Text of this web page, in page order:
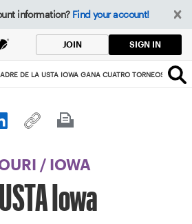
information? Find your account!
JOIN SIGN IN
DE LA USTA IOWA GANA CUATRO TORNEOS
/ IOWA
Iowa